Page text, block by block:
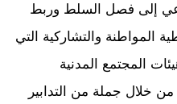
إلى فصل السلط وربط
المواطنة والتشاركية التي
المجتمع المدنية
خلال جملة من التدابير